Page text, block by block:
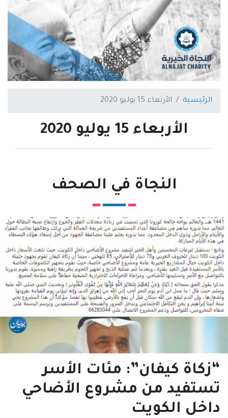
الرئيسية الأربعاء 15 يوليو 2020
الأربعاء 15 يوليو 2020
النجاة في الصحف
“زكاة كيفان”: مئات الأسر
تستفيد من مشروع الأضاحي
داخل الكويت